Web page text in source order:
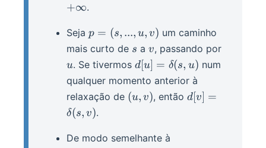
+∞.
Seja p
=
(s,
...,
u,
v)
p = (s, ..., u, v) um caminho
mais curto de s
s a v
v, passando poru
u. Se tivermos d[u] =
\delta(s,
d[u] = δ(s, u) num
qualquer momento anterior à
relaxação de (u,
(u, v), então d[v] =
d[v] =
δ(s, v).
De modo semelhante à